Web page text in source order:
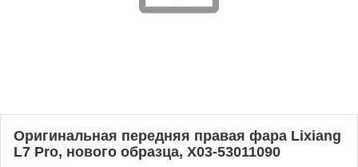
Оригинальная передняя правая фара Lixiang
L7 Pro, нового образца, X03-53011090